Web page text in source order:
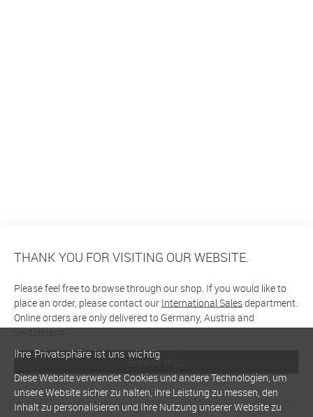
THANK YOU FOR VISITING OUR WEBSITE.
Please feel free to browse through our shop. If you would like to
place an order, please contact our International Salesdepartment.
Online orders are only delivered to Germany, Austria and
Switzerland
Browse shop
Ihre Privatsphäre ist uns wichtig
Diese Website verwendet Cookies und andere Technologien, um
unsere Website sicher zu halten, ihre Leistung zu messen, den
Inhalt zu personalisieren und Ihre Nutzung unserer Website zu